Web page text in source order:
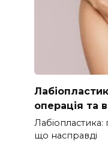
операція та
що насправді